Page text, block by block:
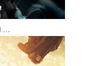
...